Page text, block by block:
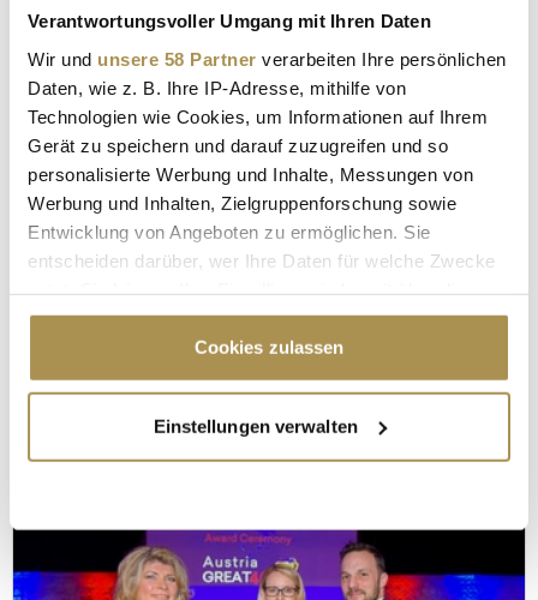
Verantwortungsvoller Umgang mit Ihren Daten
Wir und unsere 58 Partner verarbeiten Ihre persönlichen
Daten, wie z. B. Ihre IP-Adresse, mithilfe von
Technologien wie Cookies, um Informationen auf Ihrem
Gerät zu speichern und darauf zuzugreifen und so
personalisierte Werbung und Inhalte, Messungen von
Werbung und Inhalten, Zielgruppenforschung sowie
Entwicklung von Angeboten zu ermöglichen. Sie
entscheiden darüber, wer Ihre Daten für welche Zwecke
Cookie-Erklärung oder durch Klicken auf das Privacy
Trigger Symbol ändern oder widerrufen
Informationen über Ihre geografische Lage
erfassen, welche bis auf einige Meter genau sein
bestimmten Merkmalen (Fingerprinting) identifizieren
Erfahren Sie mehr darüber, wie Ihre persönlichen Daten
Cookies zulassen
Einstellungen verwalten
Great Place to Work
© leadersnet.at / C. Mikes